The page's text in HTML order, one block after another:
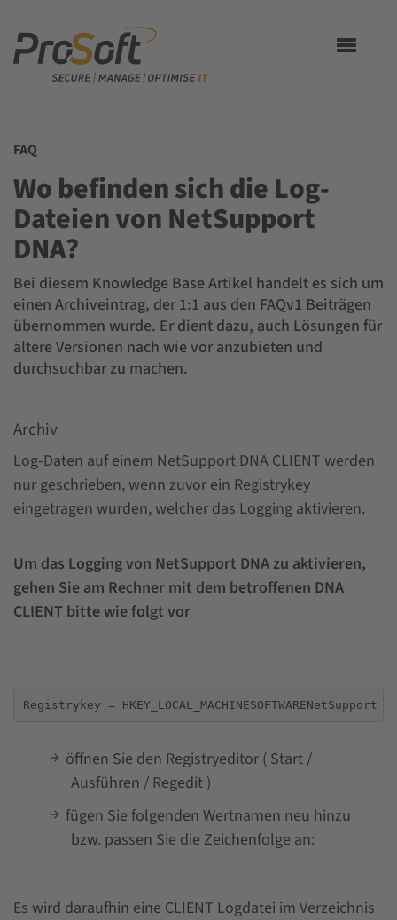
Toggle
FAQ
Wo befinden sich die Log-
Dateien von NetSupport
DNA?
Bei diesem Knowledge Base Artikel handelt es sich um
einen Archiveintrag, der 1:1 aus den FAQv1 Beiträgen
übernommen wurde. Er dient dazu, auch Lösungen für
ältere Versionen nach wie vor anzubieten und
durchsuchbar zu machen.
Archiv
Log-Daten auf einem NetSupport DNA CLIENT werden
nur geschrieben, wenn zuvor ein Registrykey
eingetragen wurden, welcher das Logging aktivieren.
Um das Logging von NetSupport DNA zu aktivieren,
gehen Sie am Rechner mit dem betroffenen DNA
CLIENT bitte wie folgt vor
Registrykey =
öffnen Sie den Registryeditor ( Start /
Ausführen / Regedit )
fügen Sie folgenden Wertnamen neu hinzu
bzw. passen Sie die Zeichenfolge an:
Es wird daraufhin eine CLIENT Logdatei im Verzeichnis